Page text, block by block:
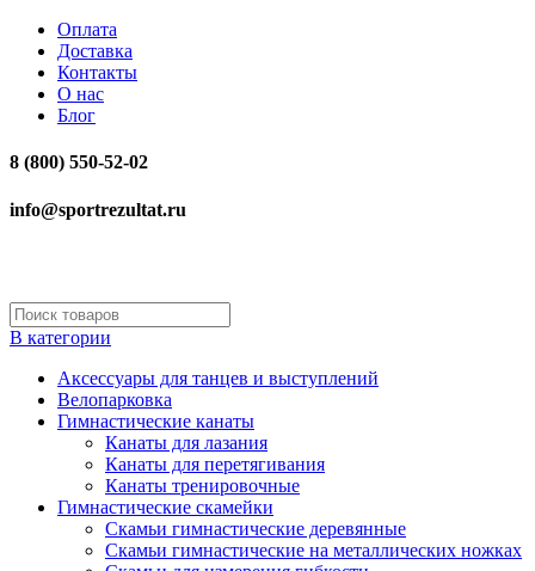
Оплата
Доставка
Контакты
О нас
Блог
8 (800) 550-52-02
info@sportrezultat.ru
В категории
Аксессуары для танцев и выступлений
Велопарковка
Гимнастические канаты
Канаты для лазания
Канаты для перетягивания
Канаты тренировочные
Гимнастические скамейки
Скамьи гимнастические деревянные
Скамьи гимнастические на металлических ножках